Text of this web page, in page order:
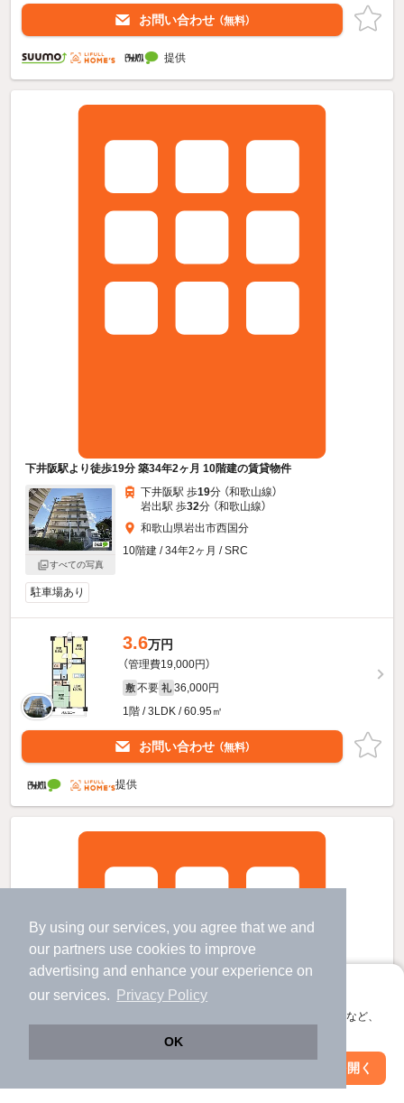
By using our services, you agree that we and
our partners use cookies to improve
advertising and enhance your experience on
our services.
Privacy Policy
OK
アプリに切り替えて、サクサクお部屋探し
会員登録なしですぐ使える。マップ検索やお気に入り保存など、
アプリを開く
お問い合わせ （無料）
提供
下井阪駅より徒歩19分 築34年2ヶ月 10階建の賃貸物件
すべての写真
下井阪駅 歩19分 （和歌山線）
岩出駅 歩32分 （和歌山線）
和歌山県岩出市西国分
10階建 / 34年2ヶ月 / SRC
駐車場あり
3.6万円
（管理費19,000円）
敷 不要 礼 36,000円
1階 / 3LDK / 60.95㎡
お問い合わせ （無料）
提供
絞り込み条件を変更